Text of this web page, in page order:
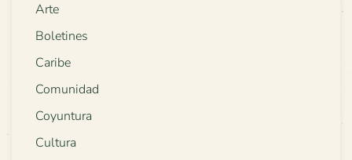
Arte
Boletines
Caribe
Comunidad
Coyuntura
Cultura